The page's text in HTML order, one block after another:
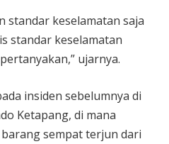
standar keselamatan saja
standar keselamatan
ujarnya.
insiden sebelumnya di
Ketapang, di mana
sempat terjun dari